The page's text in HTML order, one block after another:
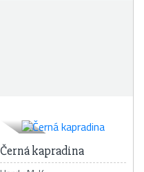
Černá kapradina